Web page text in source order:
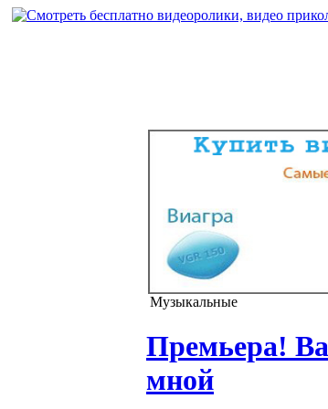
Музыкальные
Премьера!
мной